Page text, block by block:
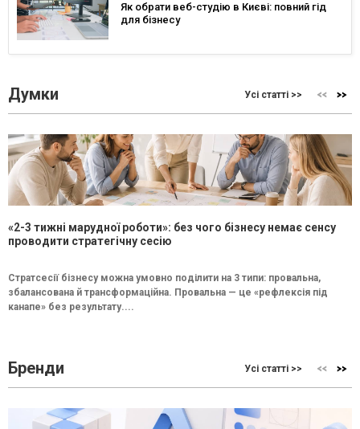
Як обрати веб-студію в Києві: повний гід
для бізнесу
Думки Усі статті >>
«2-3 тижні марудної роботи»: без чого бізнесу немає сенсу
проводити стратегічну сесію
Стратсесії бізнесу можна умовно поділити на 3 типи: провальна,
збалансована й трансформаційна. Провальна — це «рефлексія під
канапе» без результату....
Бренди Усі статті >>